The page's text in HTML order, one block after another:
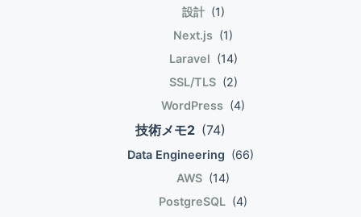
設計 (1)
Next.js (1)
Laravel (14)
SSL/TLS (2)
WordPress (4)
技術メモ2 (74)
Data Engineering (66)
AWS (14)
PostgreSQL (4)